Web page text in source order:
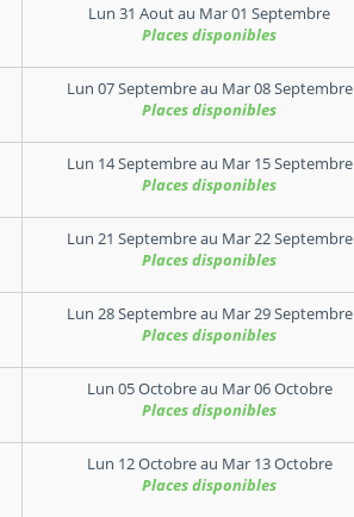
Lun 31 Aoutau Mar 01 Septembre
Places disponibles
Lun 07 Septembreau Mar 08 Septembre
Places disponibles
Lun 14 Septembreau Mar 15 Septembre
Places disponibles
Lun 21 Septembreau Mar 22 Septembre
Places disponibles
Lun 28 Septembreau Mar 29 Septembre
Places disponibles
Lun 05 Octobreau Mar 06 Octobre
Places disponibles
Lun 12 Octobreau Mar 13 Octobre
Places disponibles